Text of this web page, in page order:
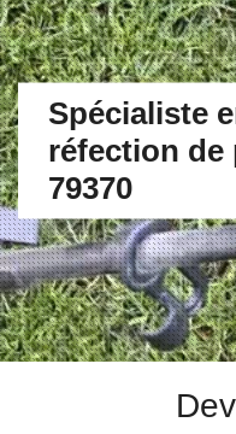
Spécialiste
réfection de
79370